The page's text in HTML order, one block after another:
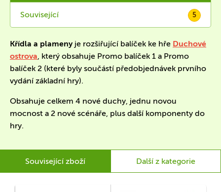
Související 5
Křídla a plamenyje rozšiřující balíček ke hře Duchové
ostrova, který obsahuje Promo balíček 1 a Promo
balíček 2 (které byly součástí předobjednávek prvního
vydání základní hry).
Obsahuje celkem 4 nové duchy, jednu novou
mocnost a 2 nové scénáře, plus další komponenty do
hry.
Související zboží Další z kategorie